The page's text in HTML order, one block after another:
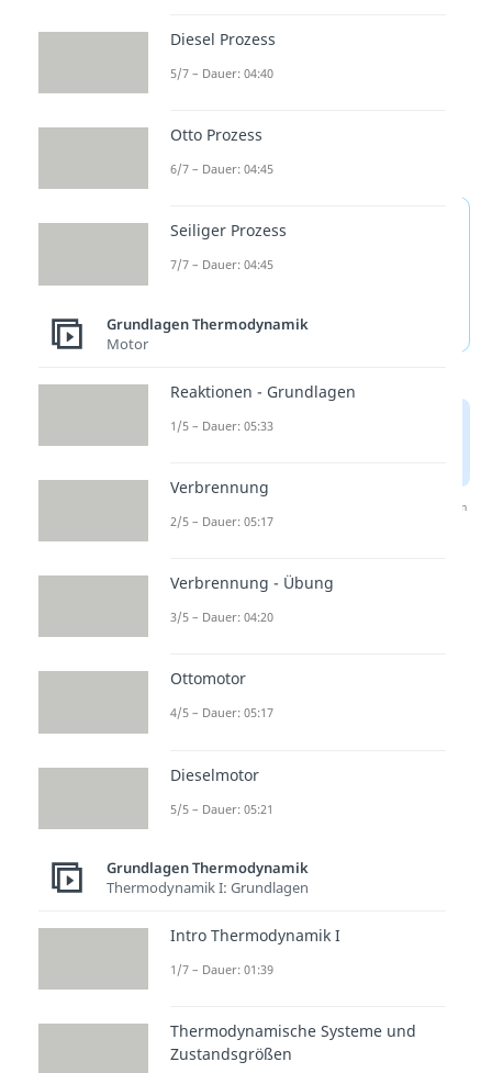
Thermodynamisches
Gleichgewicht —
(ausklappen)
Nach Beantwortung speichern wir deine Antwort, um
Studyflix zu verbessern. Mehr dazu erfährst du in
Thermodynamik
Das thermodynamische
Thermodynamik und beschreibt
ruhende Zustände in einem
mit Thermodynamik beschäftigt,
vergleicht Wärme, Druck und
Stoffaustausch in Systemen und
ihrer Umgebung. So wird klar,
ändert und wann Größen wie
Temperatur oder Druck konstant
Diesel Prozess
5/7 – Dauer: 04:40
Otto Prozess
6/7 – Dauer: 04:45
Seiliger Prozess
7/7 – Dauer: 04:45
Grundlagen Thermodynamik
Motor
Reaktionen - Grundlagen
1/5 – Dauer: 05:33
Verbrennung
2/5 – Dauer: 05:17
Verbrennung - Übung
3/5 – Dauer: 04:20
Ottomotor
4/5 – Dauer: 05:17
Dieselmotor
5/5 – Dauer: 05:21
Grundlagen Thermodynamik
Thermodynamik I: Grundlagen
Intro Thermodynamik I
1/7 – Dauer: 01:39
Thermodynamische Systeme und
Zustandsgrößen